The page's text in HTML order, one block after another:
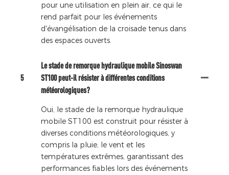
pour une utilisation en plein air, ce qui le
rend parfait pour les événements
d'évangélisation de la croisade tenus dans
des espaces ouverts.
5
Le stade de remorque hydraulique mobile Sinoswan
ST100 peut-il résister à différentes conditions
météorologiques?
Oui, le stade de la remorque hydraulique
mobile ST100 est construit pour résister à
diverses conditions météorologiques, y
compris la pluie, le vent et les
températures extrêmes, garantissant des
performances fiables lors des événements